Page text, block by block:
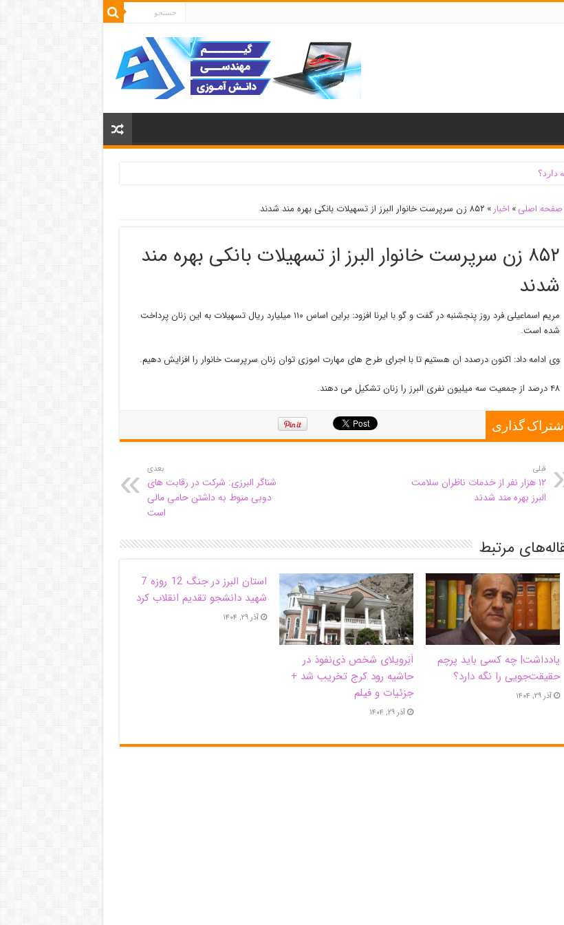
دارد؟
صفحه اصلی » اخبار » ۸۵۲ زن سرپرست خانوار البرز از تسهیلات بانکی بهره مند شدند
۸۵۲ زن سرپرست خانوار البرز از تسهیلات بانکی بهره مند
شدند
مریم اسماعیلی فرد روز پنجشنبه در گفت و گو با ایرنا افزود: براین اساس ۱۱۰ میلیارد ریال تسهیلات به این زنان پرداخت
شده است.
وی ادامه داد: اکنون درصدد ان هستیم تا با اجرای طرح های مهارت اموزی توان زنان سرپرست خانوار را افزایش دهیم.
۴۸ درصد از جمعیت سه میلیون نفری البرز را زنان تشکیل می دهند.
گذاری
قبلی
۱۲ هزار نفر از خدمات ناظران سلامت
البرز بهره مند شدند
بعدی
شناگر البرزی: شرکت در رقابت های
دوبی منوط به داشتن حامی مالی
است
مرتبط
یادداشت| ‌چه کسی باید پرچم
حقیقت‌جویی را نگه دارد؟
آذر ۲۹, ۱۴۰۴
اَبَر‌ویلای شخص ذی‌نفوذ در
حاشیه‌ رود کرج تخریب شد +
جزئیات و فیلم
آذر ۲۹, ۱۴۰۴
استان البرز در جنگ 12 روزه 7
شهید دانشجو تقدیم انقلاب کرد
آذر ۲۹, ۱۴۰۴